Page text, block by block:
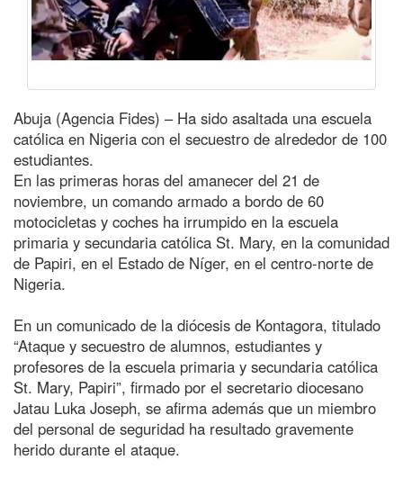
Abuja (Agencia Fides) – Ha sido asaltada una escuela
católica en Nigeria con el secuestro de alrededor de 100
estudiantes.
En las primeras horas del amanecer del 21 de
noviembre, un comando armado a bordo de 60
motocicletas y coches ha irrumpido en la escuela
primaria y secundaria católica St. Mary, en la comunidad
de Papiri, en el Estado de Níger, en el centro-norte de
Nigeria.
En un comunicado de la diócesis de Kontagora, titulado
“Ataque y secuestro de alumnos, estudiantes y
profesores de la escuela primaria y secundaria católica
St. Mary, Papiri”, firmado por el secretario diocesano
Jatau Luka Joseph, se afirma además que un miembro
del personal de seguridad ha resultado gravemente
herido durante el ataque.